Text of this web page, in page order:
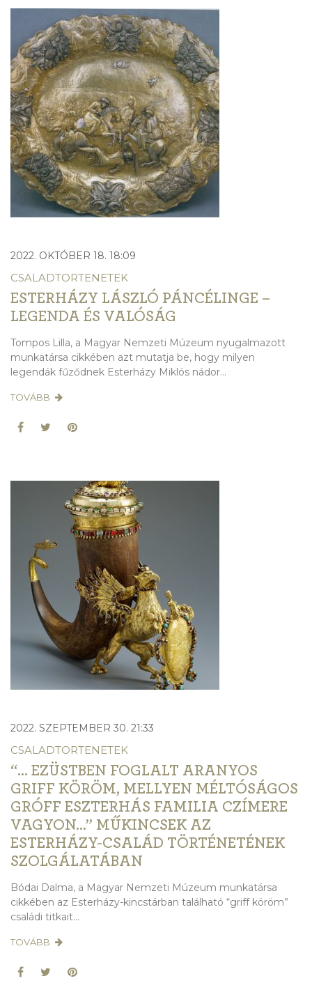
2022. OKTÓBER 18. 18:09
CSALADTORTENETEK
ESTERHÁZY LÁSZLÓ PÁNCÉLINGE –
LEGENDA ÉS VALÓSÁG
Tompos Lilla, a Magyar Nemzeti Múzeum nyugalmazott
munkatársa cikkében azt mutatja be, hogy milyen
legendák fűződnek Esterházy Miklós nádor...
TOVÁBB
2022. SZEPTEMBER 30. 21:33
CSALADTORTENETEK
“… EZÜSTBEN FOGLALT ARANYOS
GRIFF KÖRÖM, MELLYEN MÉLTÓSÁGOS G
RÓFF ESZTERHÁS FAMILIA CZÍMERE VA
GYON…” MŰKINCSEK AZ ES
TERHÁZY-CSALÁD TÖRTÉNETÉNEK SZ
OLGÁLATÁBAN
Bódai Dalma, a Magyar Nemzeti Múzeum munkatársa
cikkében az Esterházy-kincstárban található “griff köröm”
családi titkait...
TOVÁBB